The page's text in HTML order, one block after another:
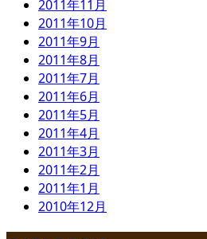
2011年11月
2011年10月
2011年9月
2011年8月
2011年7月
2011年6月
2011年5月
2011年4月
2011年3月
2011年2月
2011年1月
2010年12月